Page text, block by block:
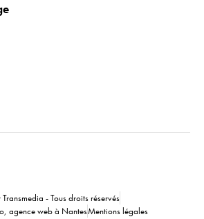
- Tous droits réservés
agence web à NantesMentions légales